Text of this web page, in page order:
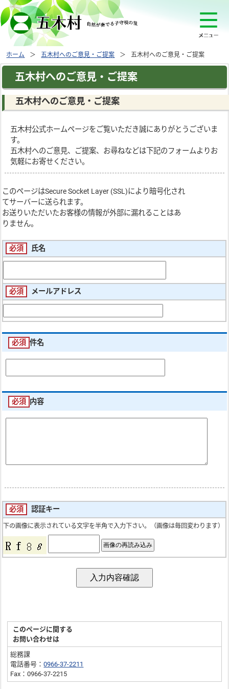
ホーム 五木村へのご意見・ご提案 五木村へのご意見・ご提案
五木村へのご意見・ご提案
五木村へのご意見・ご提案
五木村公式ホームページをご覧いただき誠にありがとうございま
す。
五木村へのご意見、ご提案、お尋ねなどは下記のフォームよりお
気軽にお寄せください。
このページはSecure Socket Layer (SSL)により暗号化され
てサーバーに送られます。
お送りいただいたお客様の情報が外部に漏れることはあ
りません。
必須 氏名
必須 メールアドレス
必須 件名
必須 内容
必須 認証キー
下の画像に表示されている文字を半角で入力下さい。（画像は毎回変わります）
このページに関する
お問い合わせは
総務課
電話番号：0966-37-2211
Fax：0966-37-2215